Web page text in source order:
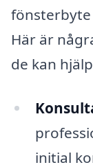
fönsterbyte
Här är
de kan
initial